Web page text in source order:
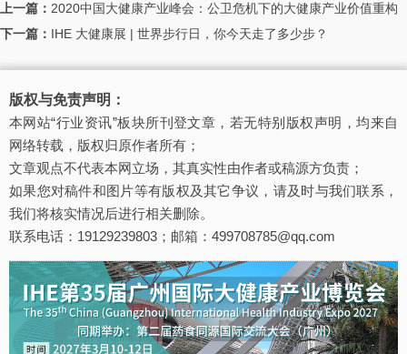
上一篇： 2020中国大健康产业峰会：公卫危机下的大健康产业价值重构
下一篇： IHE 大健康展 | 世界步行日，你今天走了多少步？
版权与免责声明：
本网站“行业资讯”板块所刊登文章，若无特别版权声明，均来自
网络转载，版权归原作者所有；
文章观点不代表本网立场，其真实性由作者或稿源方负责；
如果您对稿件和图片等有版权及其它争议，请及时与我们联系，
我们将核实情况后进行相关删除。
联系电话：19129239803；邮箱：499708785@qq.com